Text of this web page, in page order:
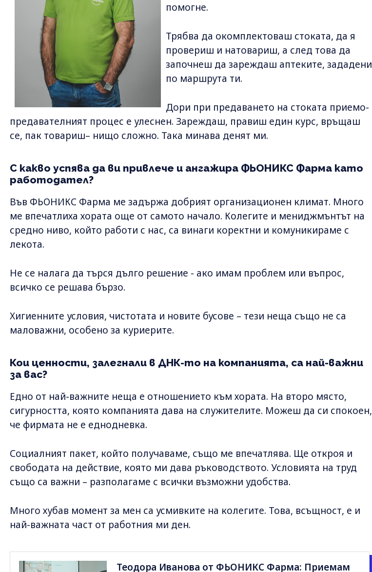
помогне.
Трябва да окомплектоваш стоката, да я
провериш и натовариш, а след това да
започнеш да зареждаш аптеките, зададени
по маршрута ти.
Дори при предаването на стоката приемо-
предавателният процес е улеснен. Зареждаш, правиш един курс, връщаш
се, пак товариш– нищо сложно. Така минава денят ми.
С какво успява да ви привлече и ангажира ФЬОНИКС Фарма като
работодател?
Във ФЬОНИКС Фарма ме задържа добрият организационен климат. Много
ме впечатлиха хората още от самото начало. Колегите и мениджмънтът на
средно ниво, който работи с нас, са винаги коректни и комуникираме с
лекота.
Не се налага да търся дълго решение - ако имам проблем или въпрос,
всичко се решава бързо.
Хигиенните условия, чистотата и новите бусове – тези неща също не са
маловажни, особено за куриерите.
Кои ценности, залегнали в ДНК-то на компанията, са най-важни
за вас?
Едно от най-важните неща е отношението към хората. На второ място,
сигурността, която компанията дава на служителите. Можеш да си спокоен,
че фирмата не е еднодневка.
Социалният пакет, който получаваме, също ме впечатлява. Ще откроя и
свободата на действие, която ми дава ръководството. Условията на труд
също са важни – разполагаме с всички възможни удобства.
Много хубав момент за мен са усмивките на колегите. Това, всъщност, е и
най-важната част от работния ми ден.
Теодора Иванова от ФЬОНИКС Фарма: Приемам